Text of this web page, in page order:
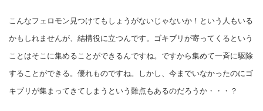
こんなフェロモン見つけてもしょうがないじゃないか！という人もいる
かもしれませんが、結構役に立つんです。ゴキブリが寄ってくるという
ことはそこに集めることができるんですね。ですから集めて一斉に駆除
することができる。優れものですね。しかし、今までいなかったのにゴ
キブリが集まってきてしまうという難点もあるのだろうか・・・？